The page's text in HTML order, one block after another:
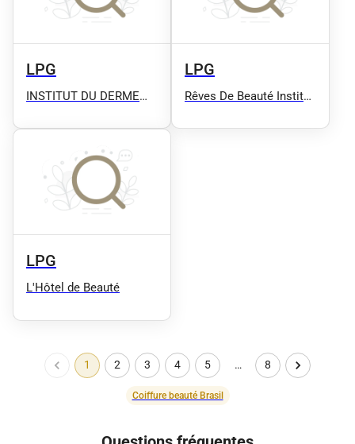
LPG
INSTITUT DU DERME
Microneedling - Plasma
Pen - Détatouage -
Massage
LPG
Rêves De Beauté Institut
Ligne/
LPG
L'Hôtel de Beauté
1 2 3 4 5 … 8
Coiffure beauté Brasil